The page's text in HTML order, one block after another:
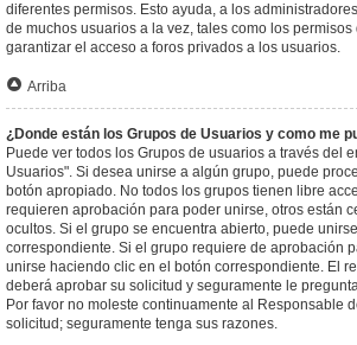
diferentes permisos. Esto ayuda, a los
de muchos usuarios a la vez, tales como los permisos
garantizar el acceso a foros privados a los usuarios.
Arriba
¿Donde están los Grupos de Usuarios y como me
Puede ver todos los Grupos de usuarios a través del
Usuarios". Si desea unirse a algún grupo, puede
botón apropiado. No todos los grupos tienen libre
requieren aprobación para poder unirse, otros están
ocultos. Si el grupo se encuentra abierto, puede
correspondiente. Si el grupo requiere de aprobación
unirse haciendo clic en el botón correspondiente. El
deberá aprobar su solicitud y seguramente le
Por favor no moleste continuamente al Responsable
solicitud; seguramente tenga sus razones.